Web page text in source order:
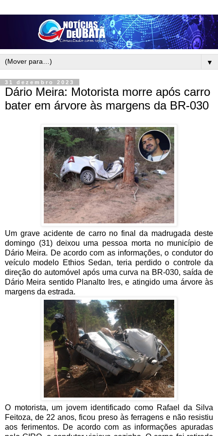
▼
31 dezembro 2023
Dário Meira: Motorista morre após carro
bater em árvore às margens da BR-030
Um grave acidente de carro no final da madrugada deste
domingo (31) deixou uma pessoa morta no município de
Dário Meira. De acordo com as informações, o condutor do
veículo modelo Ethios Sedan, teria perdido o controle da
direção do automóvel após uma curva na BR-030, saída de
Dário Meira sentido Planalto Ires, e atingido uma árvore às
margens da estrada.
O motorista, um jovem identificado como Rafael da Silva
Feitoza, de 22 anos, ficou preso às ferragens e não resistiu
aos ferimentos. De acordo com as informações apuradas